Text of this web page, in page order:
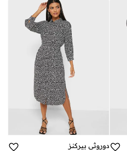
دوروثي بيركنز